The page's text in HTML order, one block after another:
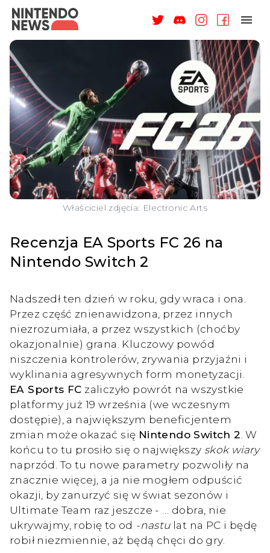
NAGRODY
NEWSY
RECENZJE
ARTYKUŁY
WSPARCIE
O NAS
ZALOGUJ
Właściciel zdjęcia: Electronic Arts
Recenzja EA Sports FC 26 na
Nintendo Switch 2
Nadszedł ten dzień w roku, gdy wraca i ona.
Przez część znienawidzona, przez innych
niezrozumiała, a przez wszystkich (choćby
okazjonalnie) grana. Kluczowy powód
niszczenia kontrolerów, zrywania przyjaźni i
wyklinania agresywnych form monetyzacji.
EA Sports FC zaliczyło powrót na wszystkie
platformy już 19 września (we wczesnym
dostępie), a największym beneficjentem
zmian może okazać się Nintendo Switch 2 . W
końcu to tu prosiło się o największy skok wiary
naprzód. To tu nowe parametry pozwoliły na
znacznie więcej, a ja nie mogłem odpuścić
okazji, by zanurzyć się w świat sezonów i
Ultimate Team raz jeszcze - … dobra, nie
ukrywajmy, robię to od -nastulat na PC i będę
robił niezmiennie, aż będą chęci do gry.